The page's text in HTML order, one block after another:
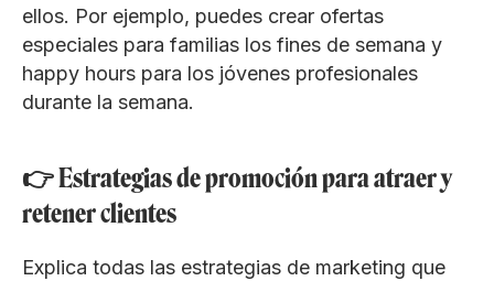
ellos. Por ejemplo, puedes crear ofertas
especiales para familias los fines de semana y
happy hours para los jóvenes profesionales
durante la semana.
👉 Estrategias de promoción para atraer y
retener clientes
Explica todas las estrategias de marketing que